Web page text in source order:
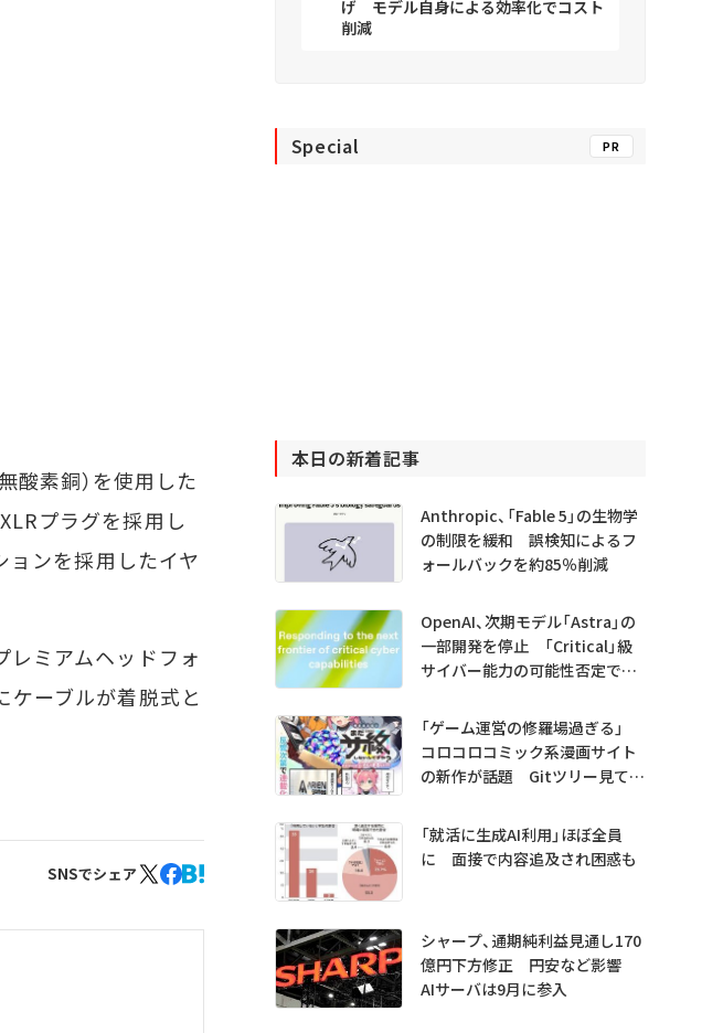
酸素銅）を使用した
プラグを採用し
ョンを採用したイヤ
レミアムヘッドフォ
ケーブルが着脱式と
SNSでシェア
げ モデル自身による効率化でコスト
削減
Special PR
本日の新着記事
Anthropic、「Fable 5」の生物学
の制限を緩和 誤検知によるフ
ォールバックを約85％削減
OpenAI、次期モデル「Astra」の
一部開発を停止 「Critical」級
サイバー能力の可能性否定でき
「ゲーム運営の修羅場過ぎる」
コロコロコミック系漫画サイト
の新作が話題 Gitツリー見てガ
「就活に生成AI利用」ほぼ全員
に 面接で内容追及され困惑も
シャープ、通期純利益見通し170
億円下方修正 円安など影響
AIサーバは9月に参入